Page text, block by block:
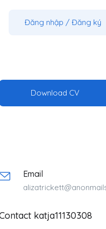
Đăng nhập / Đăng ký
Download CV
Email
katja11130308